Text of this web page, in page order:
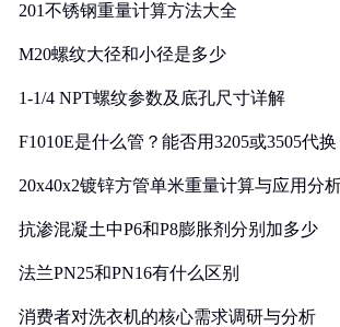
201不锈钢重量计算方法大全
M20螺纹大径和小径是多少
1-1/4 NPT螺纹参数及底孔尺寸详解
F1010E是什么管？能否用3205或3505代换
20x40x2镀锌方管单米重量计算与应用分
抗渗混凝土中P6和P8膨胀剂分别加多少
法兰PN25和PN16有什么区别
消费者对洗衣机的核心需求调研与分析